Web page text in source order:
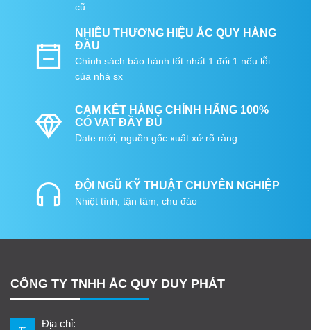
cũ
NHIỀU THƯƠNG HIỆU ẮC QUY HÀNG
ĐẦU
Chính sách bảo hành tốt nhất 1 đổi 1 nếu lỗi
của nhà sx
CAM KẾT HÀNG CHÍNH HÃNG 100%
CÓ VAT ĐẦY ĐỦ
Date mới, nguồn gốc xuất xứ rõ ràng
ĐỘI NGŨ KỸ THUẬT CHUYÊN NGHIỆP
Nhiệt tình, tận tâm, chu đáo
CÔNG TY TNHH ẮC QUY DUY PHÁT
Địa chỉ: